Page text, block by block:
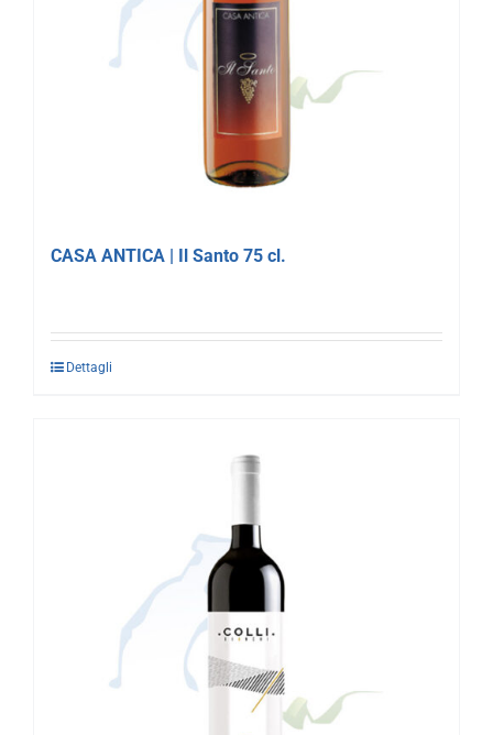
CASA ANTICA | Il Santo 75 cl.
Dettagli